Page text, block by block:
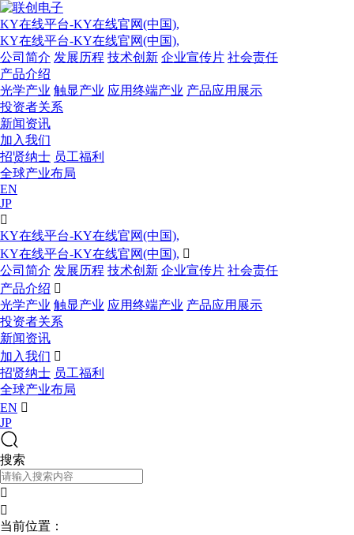
KY在线平台-KY在线官网(中国),
KY在线平台-KY在线官网(中国),
公司简介 发展历程 技术创新 企业宣传片 社会责任
产品介绍
光学产业 触显产业 应用终端产业 产品应用展示
投资者关系
新闻资讯
加入我们
招贤纳士 员工福利
全球产业布局
EN
JP

KY在线平台-KY在线官网(中国),
KY在线平台-KY在线官网(中国), 
公司简介 发展历程 技术创新 企业宣传片 社会责任
产品介绍 
光学产业 触显产业 应用终端产业 产品应用展示
投资者关系
新闻资讯
加入我们 
招贤纳士 员工福利
全球产业布局
EN 
JP
搜索


当前位置：